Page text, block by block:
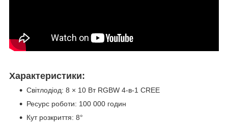
Характеристики:
Світлодіод: 8 × 10 Вт RGBW 4-в-1 CREE
Ресурс роботи: 100 000 годин
Кут розкриття: 8°